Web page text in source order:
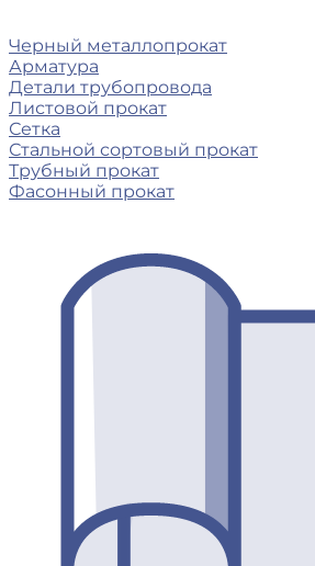
Черный металлопрокат
Арматура
Детали трубопровода
Листовой прокат
Сетка
Стальной сортовый прокат
Трубный прокат
Фасонный прокат